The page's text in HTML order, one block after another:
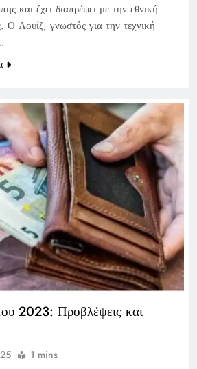
και έχει διαπρέψει με την εθνική
Ο Λουίζ, γνωστός για την τεχνική
2023: Προβλέψεις και
1 mins